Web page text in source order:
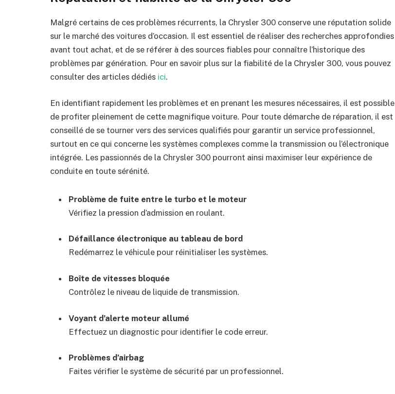
Malgré certains de ces problèmes récurrents, la Chrysler 300 conserve une réputation solide
sur le marché des voitures d’occasion. Il est essentiel de réaliser des recherches approfondies
avant tout achat, et de se référer à des sources fiables pour connaître l’historique des
problèmes par génération. Pour en savoir plus sur la fiabilité de la Chrysler 300, vous pouvez
consulter des articles dédiés ici.
En identifiant rapidement les problèmes et en prenant les mesures nécessaires, il est possible
de profiter pleinement de cette magnifique voiture. Pour toute démarche de réparation, il est
conseillé de se tourner vers des services qualifiés pour garantir un service professionnel,
surtout en ce qui concerne les systèmes complexes comme la transmission ou l’électronique
intégrée. Les passionnés de la Chrysler 300 pourront ainsi maximiser leur expérience de
conduite en toute sérénité.
Problème de fuite entre le turbo et le moteur
Vérifiez la pression d’admission en roulant.
Défaillance électronique au tableau de bord
Redémarrez le véhicule pour réinitialiser les systèmes.
Boîte de vitesses bloquée
Contrôlez le niveau de liquide de transmission.
Voyant d’alerte moteur allumé
Effectuez un diagnostic pour identifier le code erreur.
Problèmes d’airbag
Faites vérifier le système de sécurité par un professionnel.